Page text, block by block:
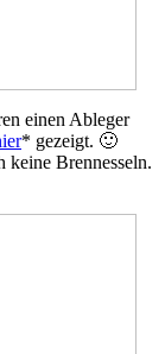
einen Ableger
* gezeigt. 🙂
Brennesseln.